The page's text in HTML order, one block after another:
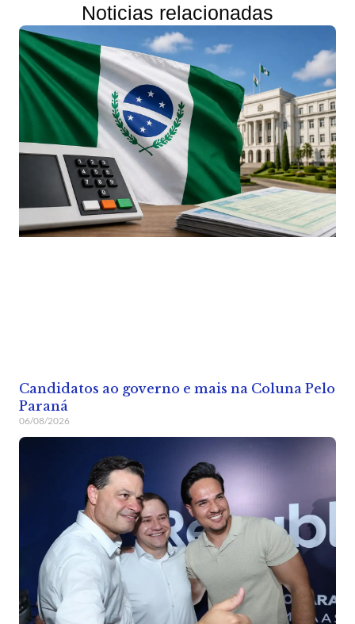
Noticias relacionadas
Candidatos ao governo e mais na Coluna Pelo
Paraná
06/08/2026